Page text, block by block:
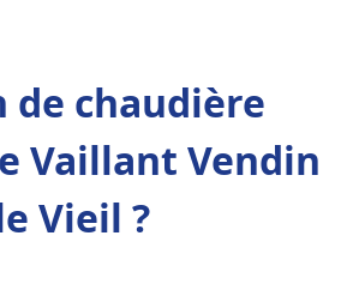
de chaudière
Vaillant Vendin
Vieil ?